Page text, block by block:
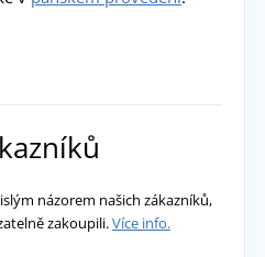
názorem našich zákazníků,
zakoupili.Více info.